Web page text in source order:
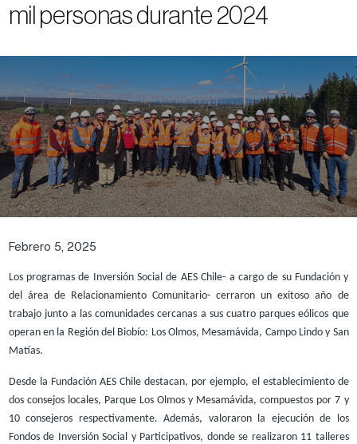
mil personas durante 2024
Febrero 5, 2025
Los programas de Inversión Social de AES Chile- a cargo de su Fundación y
del área de Relacionamiento Comunitario- cerraron un exitoso año de
trabajo junto a las comunidades cercanas a sus cuatro parques eólicos que
operan en la Región del Biobío: Los Olmos, Mesamávida, Campo Lindo y San
Matías.
Desde la Fundación AES Chile destacan, por ejemplo, el establecimiento de
dos consejos locales, Parque Los Olmos y Mesamávida, compuestos por 7 y
10 consejeros respectivamente. Además, valoraron la ejecución de los
Fondos de Inversión Social y Participativos, donde se realizaron 11 talleres